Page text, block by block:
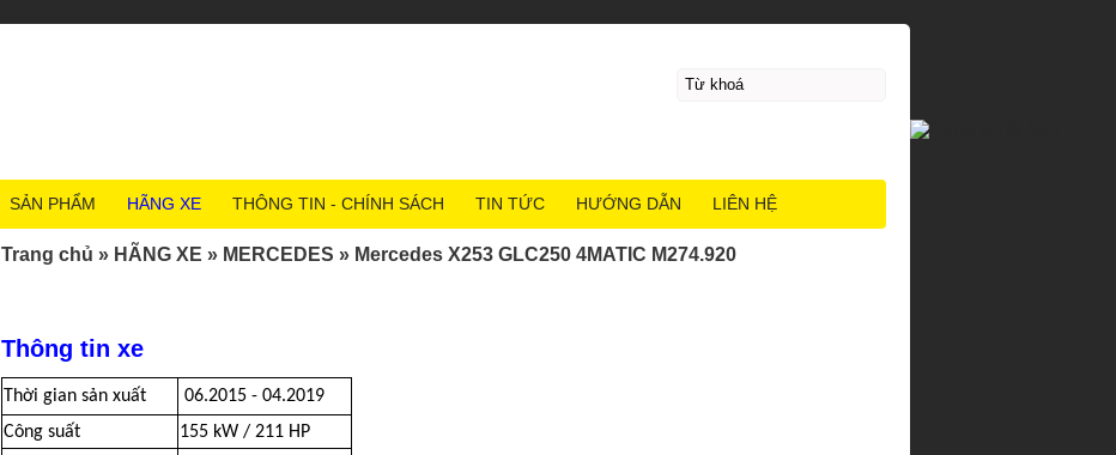
Thông tin xe
Thời gian sản xuất
06.2015 - 04.2019
Công suất
155 kW / 211 HP
Trang chủ » HÃNG XE » MERCEDES » Mercedes X253 GLC250 4MATIC M274.920
SẢN PHẨM HÃNG XE THÔNG TIN - CHÍNH SÁCH TIN TỨC HƯỚNG DẪN LIÊN HỆ